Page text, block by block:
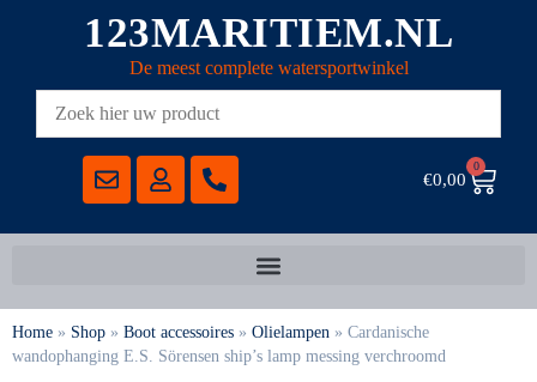
123MARITIEM.NL
De meest complete watersportwinkel
€0,00
0
Home » Shop » Boot accessoires » Olielampen » Cardanische
wandophanging E.S. Sörensen ship’s lamp messing verchroomd